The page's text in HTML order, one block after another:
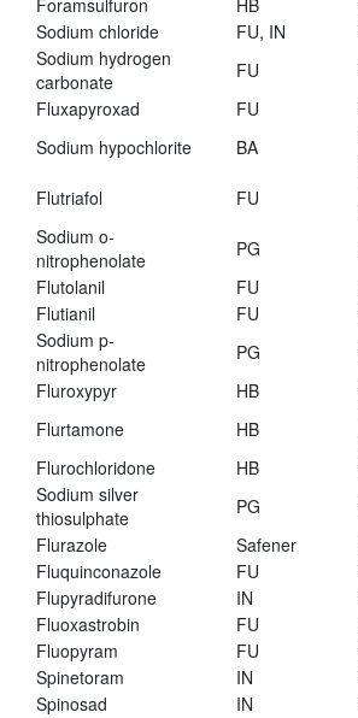
Foramsulfuron HB
Sodium chloride
FU, IN
Sodium hydrogen
carbonate
FU
Fluxapyroxad
FU
Sodium hypochlorite
BA
Flutriafol
FU
Sodium o-
nitrophenolate
PG
Flutolanil
FU
Flutianil
FU
Sodium p-
nitrophenolate
PG
Fluroxypyr
HB
Flurtamone
HB
Flurochloridone
HB
Sodium silver
thiosulphate
PG
Flurazole
Safener
Fluquinconazole
FU
Flupyradifurone
IN
Fluoxastrobin
FU
Fluopyram
FU
Spinetoram
IN
Spinosad
IN